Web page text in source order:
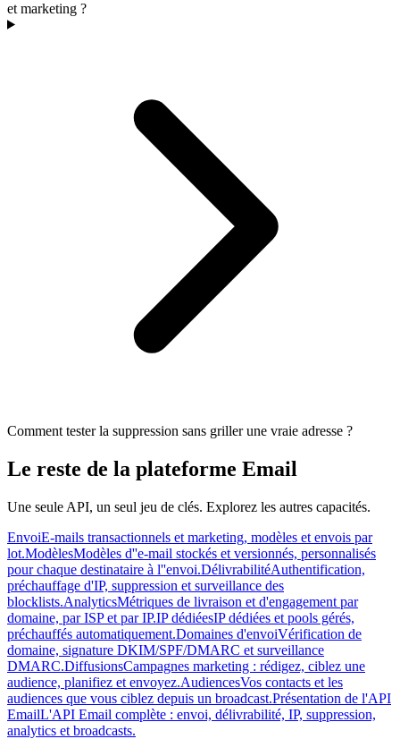
et marketing ?
Comment tester la suppression sans griller une vraie adresse ?
Le reste de la plateforme Email
Une seule API, un seul jeu de clés. Explorez les autres capacités.
EnvoiE-mails transactionnels et marketing, modèles et envois par
lot.ModèlesModèles d''e-mail stockés et versionnés, personnalisés
pour chaque destinataire à l''envoi.DélivrabilitéAuthentification,
préchauffage d'IP, suppression et surveillance des
blocklists.AnalyticsMétriques de livraison et d'engagement par
domaine, par ISP et par IP.IP dédiéesIP dédiées et pools gérés,
préchauffés automatiquement.Domaines d'envoiVérification de
domaine, signature DKIM/SPF/DMARC et surveillance
DMARC.DiffusionsCampagnes marketing : rédigez, ciblez une
audience, planifiez et envoyez.AudiencesVos contacts et les
audiences que vous ciblez depuis un broadcast.Présentation de l'API
EmailL'API Email complète : envoi, délivrabilité, IP, suppression,
analytics et broadcasts.